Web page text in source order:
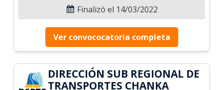
Finalizó el 14/03/2022
Ver convococatoria completa
DIRECCIÓN SUB REGIONAL DE
TRANSPORTES CHANKA